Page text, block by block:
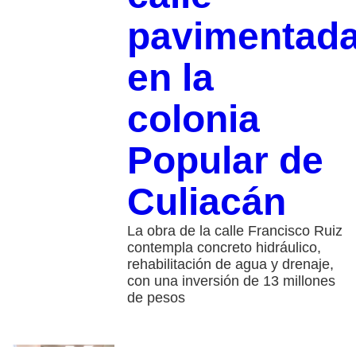
en la
colonia
Popular de
Culiacán
La obra de la calle Francisco Ruiz
contempla concreto hidráulico,
rehabilitación de agua y drenaje,
con una inversión de 13 millones
de pesos